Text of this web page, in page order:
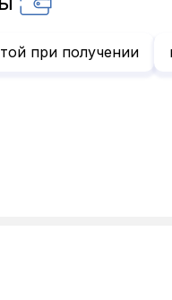
при получении